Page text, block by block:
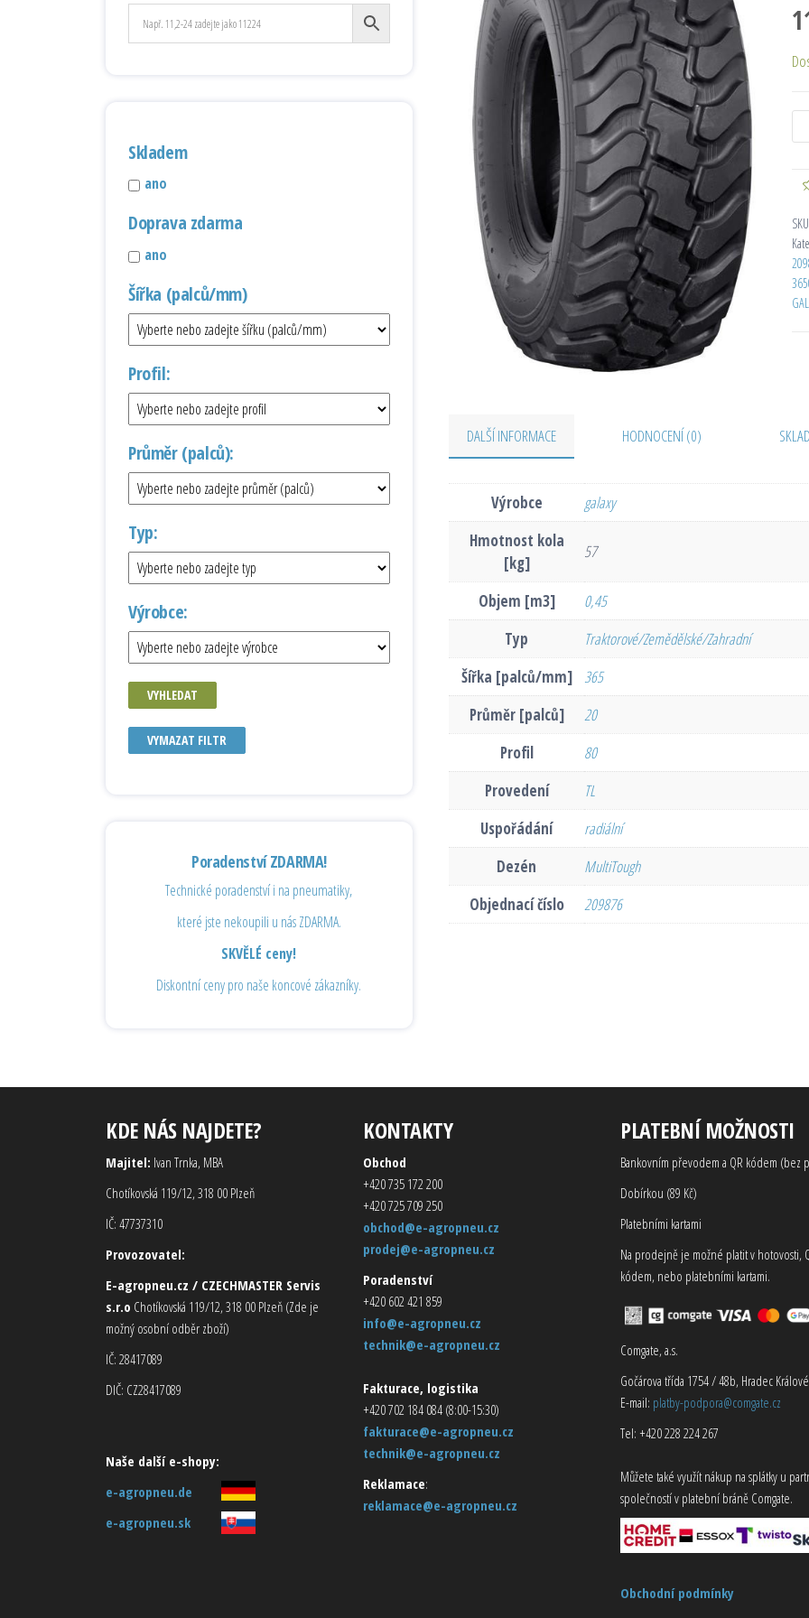
DALŠÍ INFORMACE HODNOCENÍ (0)
Výrobce
galaxy
Hmotnost kola
[kg]
57
Objem [m3]
0,45
Typ
Traktorové/Zemědělské/Zahradní
Šířka [palců/mm]
365
Průměr [palců]
20
Profil
80
Provedení
TL
Uspořádání
radiální
Dezén
MultiTough
Objednací číslo
209876
Skladem
ano
Doprava zdarma
ano
Šířka (palců/mm)
Profil:
Průměr (palců):
Typ:
Výrobce:
VYHLEDAT
VYMAZAT FILTR
Poradenství ZDARMA!
Technické poradenství i na pneumatiky,
které jste nekoupili u nás ZDARMA.
SKVĚLÉ ceny!
Diskontní ceny pro naše koncové zákazníky.
KDE NÁS NAJDETE?
Majitel: Ivan Trnka, MBA
Chotíkovská 119/12, 318 00 Plzeň
IČ: 47737310
Provozovatel:
E-agropneu.cz / CZECHMASTER Servis
s.r.o Chotíkovská 119/12, 318 00 Plzeň (Zde je
možný osobní odběr zboží)
IČ: 28417089
DIČ: CZ28417089
Naše další e-shopy:
e-agropneu.de
e-agropneu.sk
KONTAKTY
Obchod
+420 735 172 200
+420 725 709 250
obchod@e-agropneu.cz
prodej@e-agropneu.cz
Poradenství
+420 602 421 859
info@e-agropneu.cz
technik@e-agropneu.cz
Fakturace, logistika
+420 702 184 084 (8:00-15:30)
fakturace@e-agropneu.cz
technik@e-agropneu.cz
Reklamace:
reklamace@e-agropneu.cz
PLATEBNÍ MOŽNOSTI
Bankovním převodem a QR kódem (bez
Dobírkou (89 Kč)
Platebními kartami
Na prodejně je možné platit v hotovosti,
kódem, nebo platebními kartami.
Comgate, a.s.
Gočárova třída 1754 / 48b, Hradec Králové
E-mail: platby-podpora@comgate.cz
Tel: +420 228 224 267
Můžete také využít nákup na splátky u
společností v platební bráně Comgate.
Obchodní podmínky